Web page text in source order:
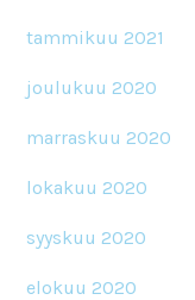
tammikuu 2021
joulukuu 2020
marraskuu 2020
lokakuu 2020
syyskuu 2020
elokuu 2020